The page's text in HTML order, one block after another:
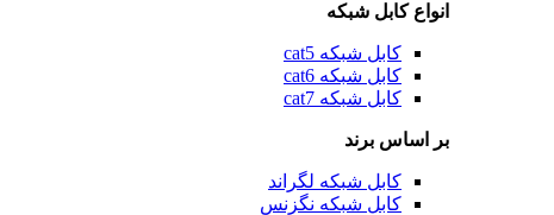
انواع کابل شبکه
کابل شبکه cat5
کابل شبکه cat6
کابل شبکه cat7
بر اساس برند
کابل شبکه لگراند
کابل شبکه نگزنس